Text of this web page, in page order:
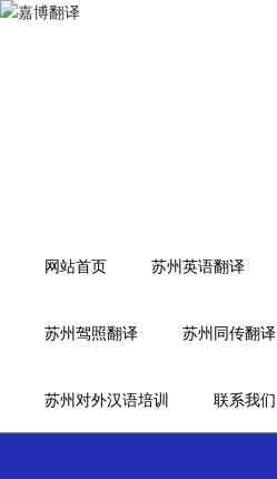
网站首页 苏州英语翻译
苏州驾照翻译 苏州同传翻译
苏州对外汉语培训 联系我们